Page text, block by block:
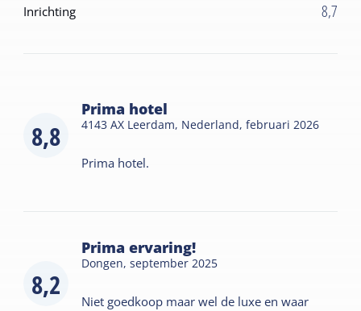
Inrichting 8,7
8,8
Prima hotel
4143 AX Leerdam, Nederland,februari 2026
Prima hotel.
8,2
Prima ervaring!
Dongen,september 2025
Niet goedkoop maar wel de luxe en waar